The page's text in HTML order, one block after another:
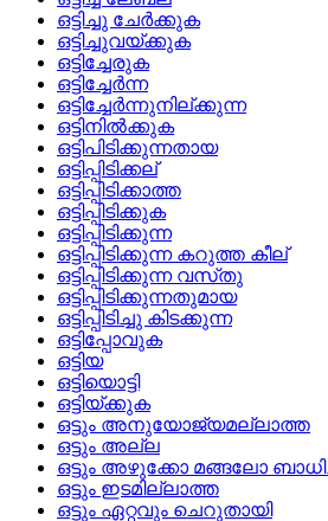
ഒട്ടിച്ചു ചേര്‍ക്കുക
ഒട്ടിച്ചുവയ്‌ക്കുക
ഒട്ടിച്ചേരുക
ഒട്ടിച്ചേര്‍ന്ന
ഒട്ടിച്ചേര്‍ന്നുനില്ക്കുന്ന
ഒട്ടിനില്‍ക്കുക
ഒട്ടിപിടിക്കുന്നതായ
ഒട്ടിപ്പിടിക്കല്
ഒട്ടിപ്പിടിക്കാത്ത
ഒട്ടിപ്പിടിക്കുക
ഒട്ടിപ്പിടിക്കുന്ന
ഒട്ടിപ്പിടിക്കുന്ന കറുത്ത കീല്
ഒട്ടിപ്പിടിക്കുന്ന വസ്‌തു
ഒട്ടിപ്പിടിക്കുന്നതുമായ
ഒട്ടിപ്പിടിച്ചു കിടക്കുന്ന
ഒട്ടിപ്പോവുക
ഒട്ടിയ
ഒട്ടിയൊട്ടി
ഒട്ടിയ്‌ക്കുക
ഒട്ടും അനുയോജ്യമല്ലാത്ത
ഒട്ടും അല്ല
ഒട്ടും അഴുക്കോ മങ്ങലോ
ഒട്ടും ഇടമില്ലാത്ത
ഒട്ടും ഏറ്റവും ചെറുതായി